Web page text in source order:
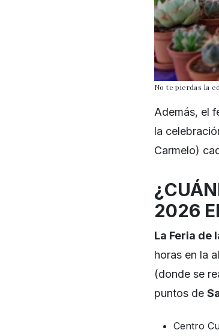
No te pierdas la
Además, el
la
Carmelo)
2026
La Feria de
horas en la
(donde se
puntos de
Centro